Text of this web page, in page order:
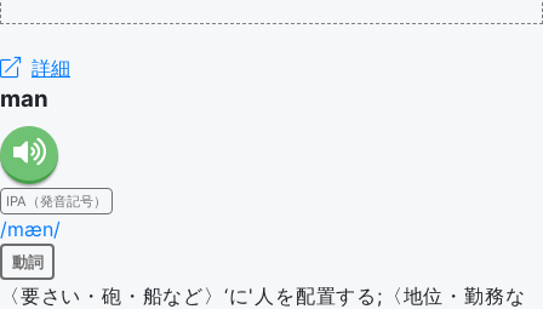
詳細
man
IPA（発音記号）
/mæn/
動詞
〈要さい・砲・船など〉‘に'人を配置する;〈地位・勤務な